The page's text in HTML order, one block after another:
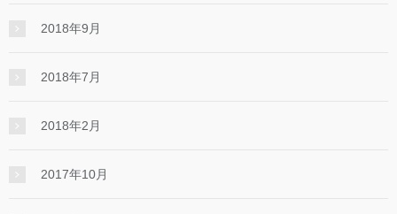
2018年9月
2018年7月
2018年2月
2017年10月